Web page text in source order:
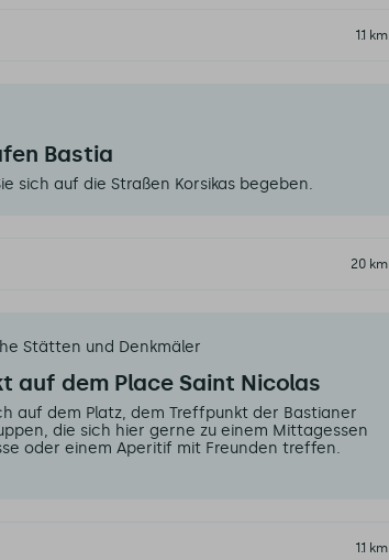
1.1 km
Bastia
sich auf die Straßen Korsikas begeben.
20 km
Stätten und Denkmäler
auf dem Place Saint Nicolas
auf dem Platz, dem Treffpunkt der Bastianer
die sich hier gerne zu einem Mittagessen
oder einem Aperitif mit Freunden treffen.
1.1 km